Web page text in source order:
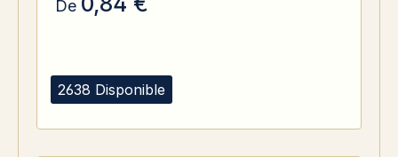
2638 Disponible
De